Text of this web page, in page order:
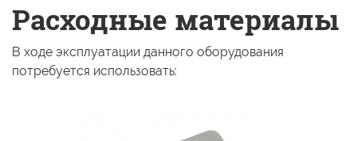
Расходные материалы
В ходе эксплуатации данного оборудования
потребуется использовать: